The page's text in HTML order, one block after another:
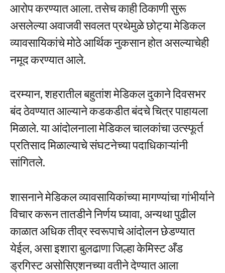
आरोप करण्यात आला. तसेच काही ठिकाणी सुरू
असलेल्या अवाजवी सवलत प्रथेमुळे छोट्या मेडिकल
व्यावसायिकांचे मोठे आर्थिक नुकसान होत असल्याचेही
नमूद करण्यात आले.
दरम्यान, शहरातील बहुतांश मेडिकल दुकाने दिवसभर
बंद ठेवण्यात आल्याने कडकडीत बंदचे चित्र पाहायला
मिळाले. या आंदोलनाला मेडिकल चालकांचा उत्स्फूर्त
प्रतिसाद मिळाल्याचे संघटनेच्या पदाधिकाऱ्यांनी
सांगितले.
शासनाने मेडिकल व्यावसायिकांच्या मागण्यांचा गांभीर्याने
विचार करून तातडीने निर्णय घ्यावा, अन्यथा पुढील
काळात अधिक तीव्र स्वरूपाचे आंदोलन छेडण्यात
येईल, असा इशारा बुलढाणा जिल्हा केमिस्ट अँड
ड्रगिस्ट असोसिएशनच्या वतीने देण्यात आला